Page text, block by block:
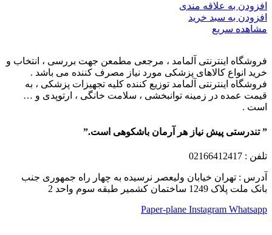
افزودن به علاقه مندی
افزودن به سبد خرید
مشاهده سریع
فروشگاه اینترنتی آلمامد ، مرجعی مطمعن جهت بررسی ، انتخاب و
خرید انواع کالاهای پزشکی مورد نیاز مصرف کننده می باشد .
فروشگاه اینترنتی آلمامد توزیع کننده کلیه تجهیزات پزشکی ، به
قیمت عمده در زمینه توانبخشی ، سلامت خانگی ، ارتوپدی و …
است .
” تندرستی پیش نیاز هر آرمان باشکوهی است.”
تلفن : 02166412417
آدرس : تهران خیابان ولیعصر نرسیده به چهار راه جمهوری جنب
بانک ملت پلاک 1249 ساختمان کشمیر طبقه سوم واحد 2
Paper-plane Instagram Whatsapp